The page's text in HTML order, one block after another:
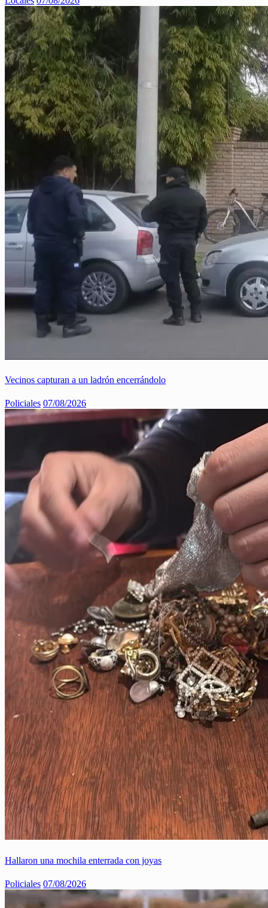
Vecinos capturan a un ladrón encerrándolo
Policiales 07/08/2026
Hallaron una mochila enterrada con joyas
Policiales 07/08/2026